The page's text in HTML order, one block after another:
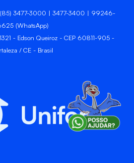
(85) 3477-3000 | 3477-3400 | 99246-
(WhatsApp)
- Edson Queiroz - CEP 60811-905 -
/ CE - Brasil